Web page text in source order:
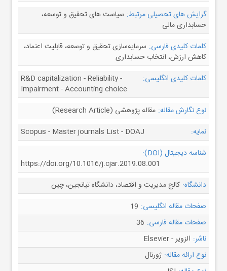
گرایش های تحصیلی مرتبط: سیاست های تحقیق و توسعه،
حسابداری مالی
کلمات کلیدی فارسی: سرمایه‌سازی تحقیق و توسعه، قابلیت اعتماد،
کاهش ارزش، انتخاب حسابداری
کلمات کلیدی انگلیسی:
R&D capitalization - Reliability -
Impairment - Accounting choice
نوع نگارش مقاله: مقاله پژوهشی (Research Article)
نمایه:
Scopus - Master journals List - DOAJ
شناسه دیجیتال (DOI):
https://doi.org/10.1016/j.cjar.2019.08.001
دانشگاه: کالج مدیریت و اقتصاد، دانشگاه تیانجین، چین
صفحات مقاله انگلیسی: 19
صفحات مقاله فارسی: 36
ناشر: الزویر - Elsevier
نوع ارائه مقاله: ژورنال